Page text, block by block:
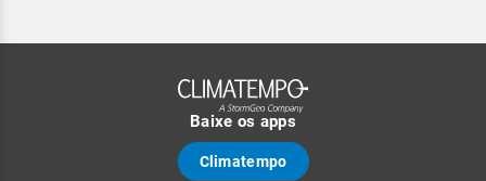
Baixe os apps
Climatempo